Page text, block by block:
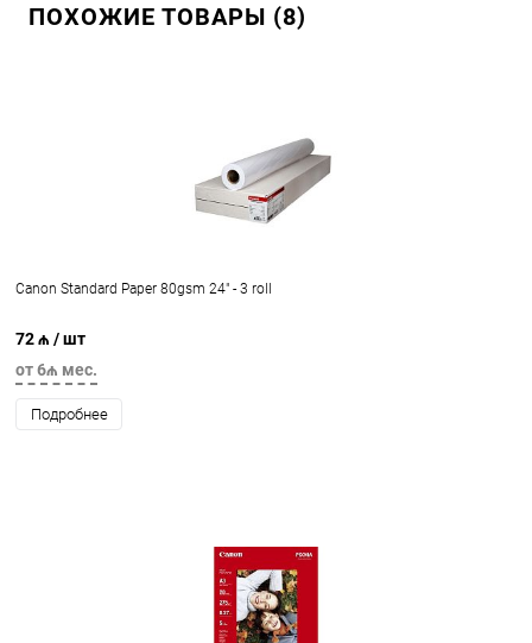
ПОХОЖИЕ ТОВАРЫ (8)
Canon Standard Paper 80gsm 24" - 3 roll
72 ₼ / шт
от 6₼ мес.
Подробнее